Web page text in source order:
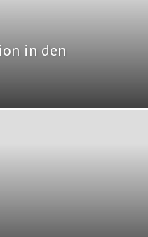
in den